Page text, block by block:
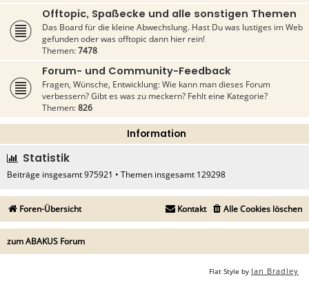
Offtopic, Spaßecke und alle sonstigen Themen
Das Board für die kleine Abwechslung. Hast Du was lustiges im Web
gefunden oder was offtopic dann hier rein!
Themen:7478
Forum- und Community-Feedback
Fragen, Wünsche, Entwicklung: Wie kann man dieses Forum
verbessern? Gibt es was zu meckern? Fehlt eine Kategorie?
Themen:826
Information
Statistik
Beiträge insgesamt975921 • Themen insgesamt 129298
Foren-Übersicht Alle Cookies löschen
Kontakt
zum ABAKUS Forum
Flat Style by Ian Bradley